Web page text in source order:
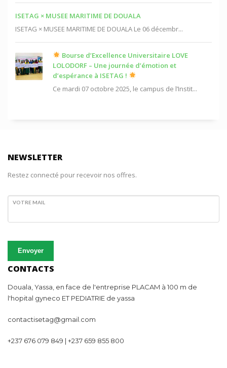
ISETAG × MUSEE MARITIME DE DOUALA
ISETAG × MUSEE MARITIME DE DOUALA Le 06 décembr...
Bourse d’Excellence Universitaire LOVE
LOLODORF – Une journée d’émotion et
d’espérance à ISETAG !
Ce mardi 07 octobre 2025, le campus de l’Instit...
NEWSLETTER
Restez connecté pour recevoir nos offres.
VOTRE MAIL
Envoyer
CONTACTS
Douala, Yassa, en face de l'entreprise PLACAM à 100 m de
l'hopital gyneco ET PEDIATRIE de yassa
contactisetag@gmail.com
+237 676 079 849 | +237 659 855 800